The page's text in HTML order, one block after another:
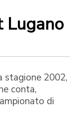
Lugano
stagione 2002,
conta,
di